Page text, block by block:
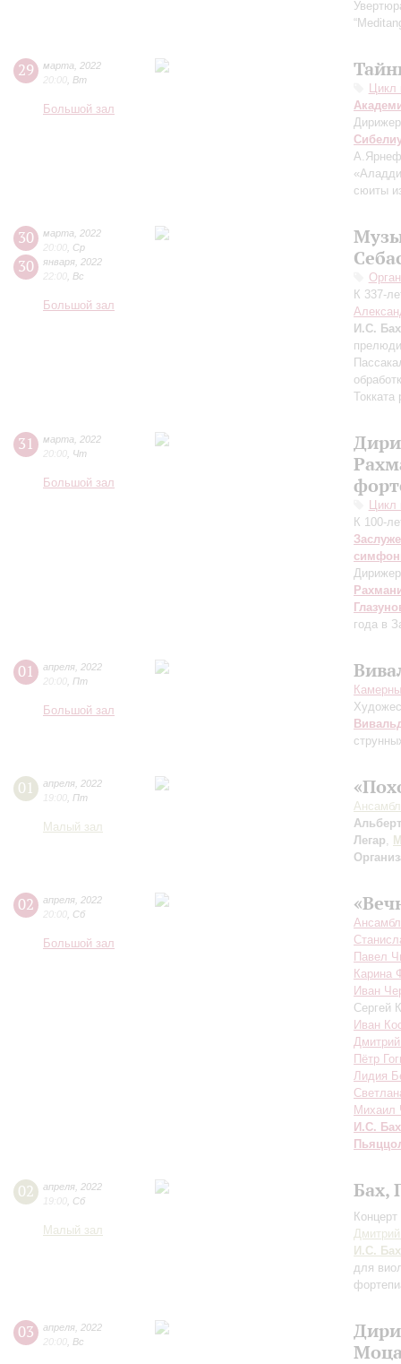
29 марта
2022
20:00 Вт
Большой зал
Цикл
сюиты
30 марта
2022
20:00 Ср
30 января 2022
22:00 Вс
Большой зал
К 337-
И.С. Бах
Токката
31 марта
2022
20:00 Чт
Большой зал
Цикл
К 100-
года в
01 апреля 2022
20:00 Пт
Большой зал
01 апреля 2022
19:00 Пт
Малый зал
Легар,
02 апреля 2022
20:00 Сб
Большой зал
Павел
Карина
Иван
Сергей
Иван
Пётр
Лидия
Михаил
И.С. Бах
02 апреля 2022
19:00 Сб
Малый зал
Бах,
И.С. Бах
для
03 апреля 2022
20:00 Вс